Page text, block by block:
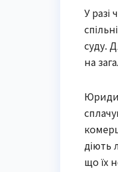
У разі
суду.
на
діють
що їх